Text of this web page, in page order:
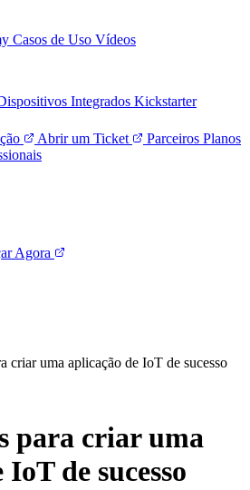
Casos de Uso Vídeos
Integrados Kickstarter
Abrir um Ticket Parceiros Planos
Agora
criar uma aplicação de IoT de sucesso
para criar uma
de sucesso